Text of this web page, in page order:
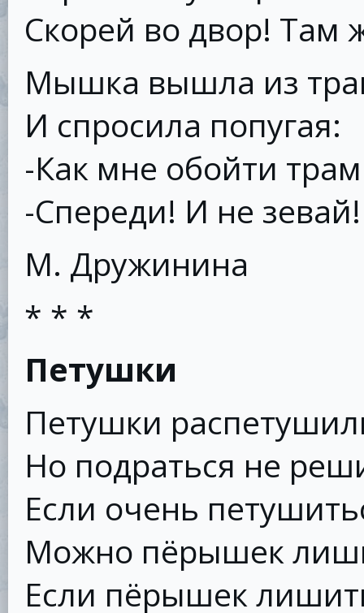
Скорей во двор! Там
Мышка вышла из
И спросила попугая:
-Как мне обойти
-Спереди! И не зевай!
М. Дружинина
* * *
Петушки
Петушки
Но подраться не
Если очень
Можно пёрышек
Если пёрышек